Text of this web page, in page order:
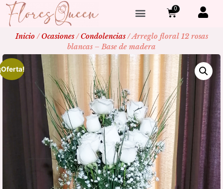
0
Inicio/Ocasiones/Condolencias/ Arreglo floral 12 rosas
blancas – Base de madera